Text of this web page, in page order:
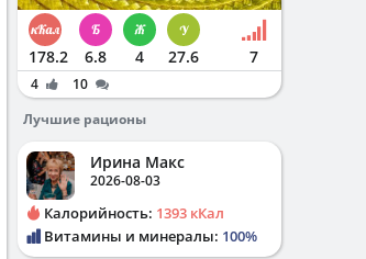
178.2 6.8 4 27.6 7
4
10
Лучшие рационы
Ирина Макс
2026-08-03
Калорийность: 1393 кКал
Витамины и минералы: 100%